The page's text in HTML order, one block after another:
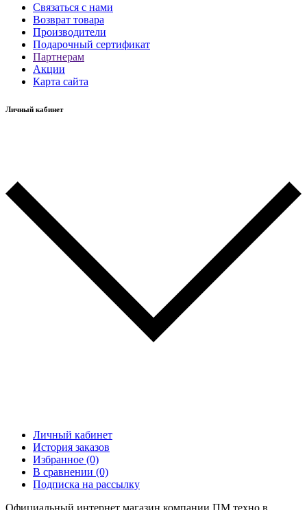
Связаться с нами
Возврат товара
Производители
Подарочный сертификат
Партнерам
Акции
Карта сайта
Личный кабинет
Личный кабинет
История заказов
Избранное (0)
В сравнении (0)
Подписка на рассылку
Официальный интернет магазин компании ПМ техно в